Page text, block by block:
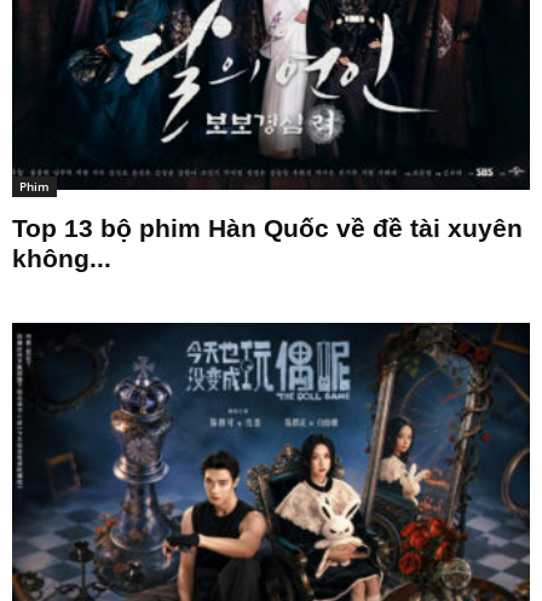
Phim
Top 13 bộ phim Hàn Quốc về đề tài xuyên
không...